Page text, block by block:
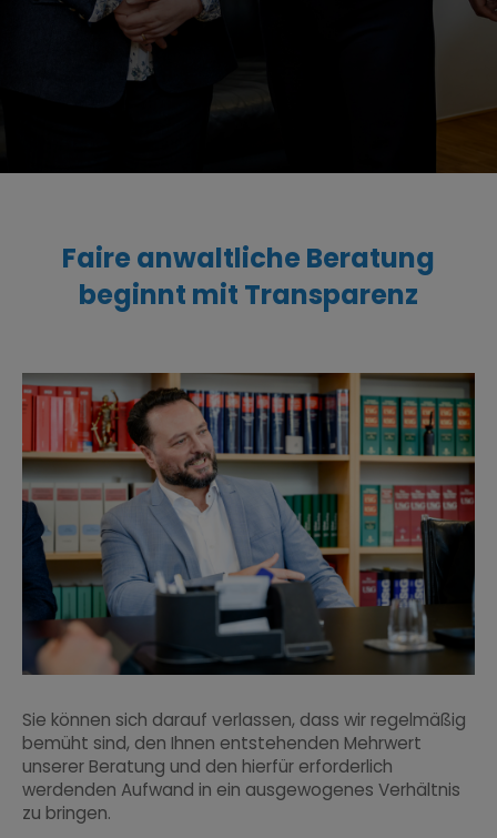
Faire anwaltliche Beratung
beginnt mit Transparenz
Sie können sich darauf verlassen, dass wir regelmäßig
bemüht sind, den Ihnen entstehenden Mehrwert
unserer Beratung und den hierfür erforderlich
werdenden Aufwand in ein ausgewogenes Verhältnis
zu bringen.